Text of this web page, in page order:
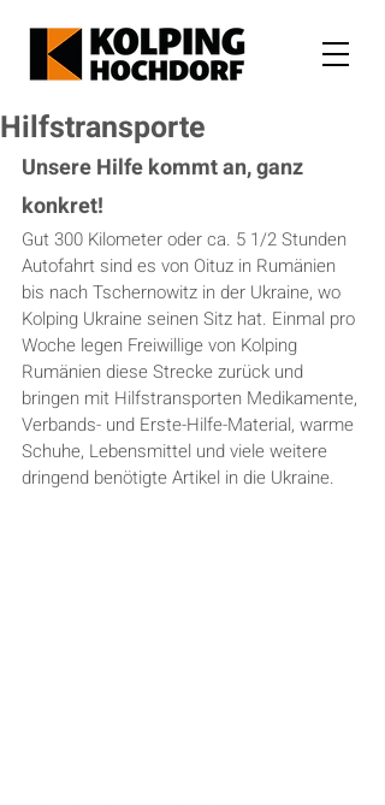
Hilfstransporte
Unsere Hilfe kommt an, ganz
konkret!
Gut 300 Kilometer oder ca. 5 1/2 Stunden
Autofahrt sind es von Oituz in Rumänien
bis nach Tschernowitz in der Ukraine, wo
Kolping Ukraine seinen Sitz hat. Einmal pro
Woche legen Freiwillige von Kolping
Rumänien diese Strecke zurück und
bringen mit Hilfstransporten Medikamente,
Verbands- und Erste-Hilfe-Material, warme
Schuhe, Lebensmittel und viele weitere
dringend benötigte Artikel in die Ukraine.